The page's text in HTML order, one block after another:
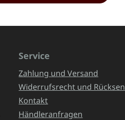
Service
Zahlung und Versand
Widerrufsrecht und
Kontakt
Händleranfragen